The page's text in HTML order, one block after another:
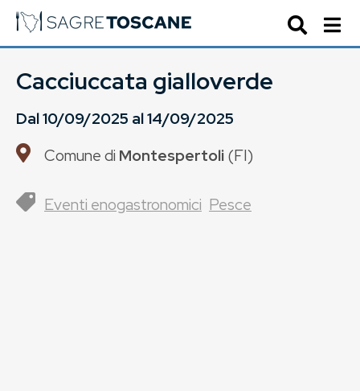
Cacciuccata gialloverde
Dal10/09/2025 al14/09/2025
Comune di Montespertoli(FI)
Eventi enogastronomici Pesce